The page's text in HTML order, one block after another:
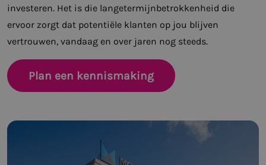
investeren. Het is die langetermijnbetrokkenheid die
ervoor zorgt dat potentiële klanten op jou blijven
vertrouwen, vandaag en over jaren nog steeds.
Plan een kennismaking